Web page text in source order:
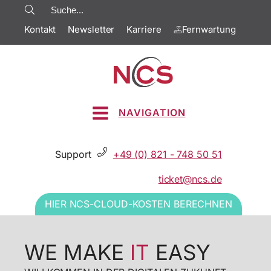
Kontakt Newsletter Karriere Fernwartung
NAVIGATION
Support +49 (0) 821 - 748 50 51
ticket@ncs.de
HIER NCS-CLOUD-KOSTEN BERECHNEN
WE MAKE IT EASY
DIE NCS CLOUD
DAFÜR STEHEN WIR
UNSER EXPERTENTEAM IN KOMBINATION